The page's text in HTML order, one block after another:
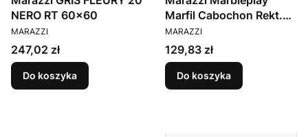
NERO RT 60x60
PRODUCENT
MARAZZI
Cena
247,02 zł
Do koszyka
Marfil Cabochon Rekt.
30x90
PRODUCENT
MARAZZI
Cena
129,83 zł
Do koszyka